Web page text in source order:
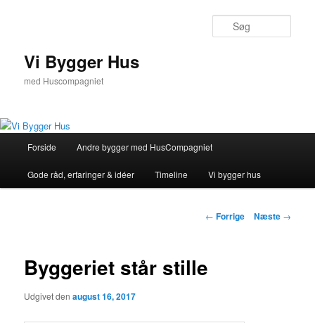
Vi Bygger Hus
med Huscompagniet
Forside Andre bygger med HusCompagniet
Gode råd, erfaringer & idéer Timeline Vi bygger hus
Indlægsnavigation
← Forrige Næste →
Byggeriet står stille
Udgivet denaugust 16, 2017